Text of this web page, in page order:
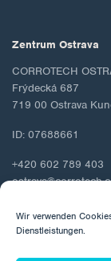
Wir verwenden
Dienstleistungen.
Zentrum Ostrava
CORROTECH
Frýdecká 687
719 00 Ostrava
ID: 07688661
+420 602 789 403